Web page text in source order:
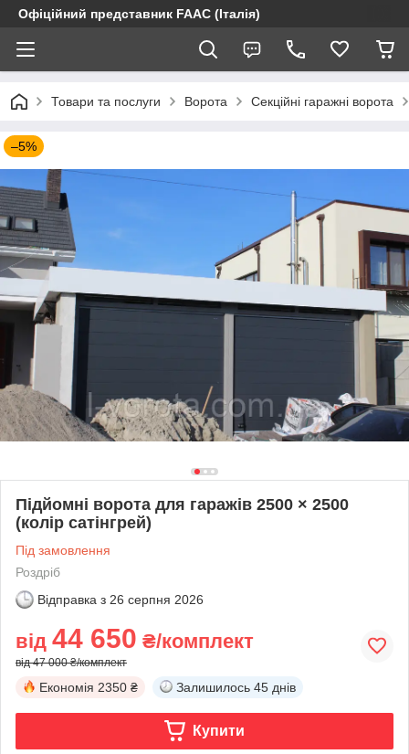
Офіційний представник FAAC (Італія)
Товари та послуги Ворота Секційні гаражні ворота
–5%
Підйомні ворота для гаражів 2500 × 2500
(колір сатінгрей)
Під замовлення
Роздріб
Відправка з 26 серпня 2026
від 44 650 ₴/комплект
від 47 000 ₴/комплект
Економія 2350 ₴ Залишилось 45 днів
Купити